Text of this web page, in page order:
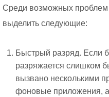
Среди возможных
выделить следующие:
Быстрый разряд. Если
разряжается слишком
вызвано несколькими
фоновые приложения,